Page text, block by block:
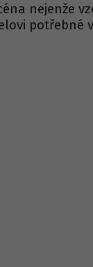
nejenže
potřebné